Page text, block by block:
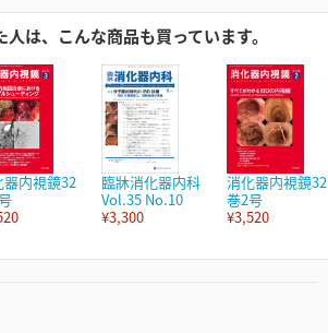
は、こんな商品も買っています。
器内視鏡32
臨牀消化器内科
Vol.35 No.10
¥3,300
消化器内視鏡32
巻2号
¥3,520